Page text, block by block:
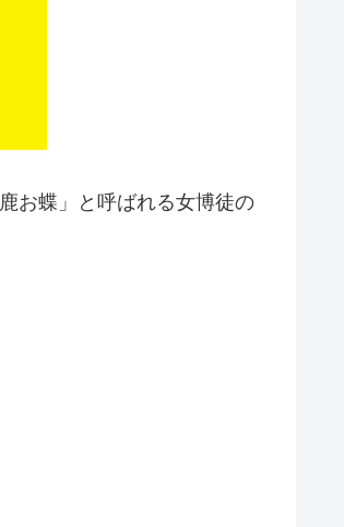
お蝶」と呼ばれる女博徒の